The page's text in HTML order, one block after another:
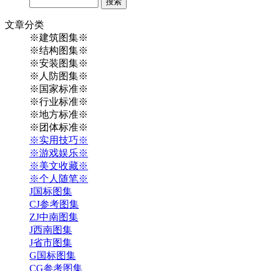
文章分类
※建筑图集※
※结构图集※
※安装图集※
※人防图集※
※国家标准※
※行业标准※
※地方标准※
※团体标准※
※实用技巧※
※游戏娱乐※
※美文收藏※
※个人随笔※
J国标图集
CJ参考图集
ZJ中南图集
J西南图集
J省市图集
G国标图集
CG参考图集